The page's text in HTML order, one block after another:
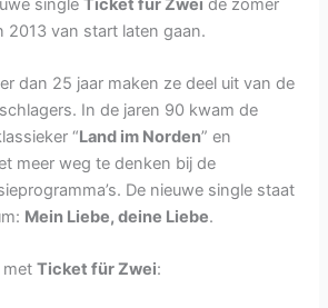
singleTicket für Zwei de zomer
2013 van start laten gaan.
dan 25 jaar maken ze deel uit van de
In de jaren 90 kwam de
“Land im Norden” en
meer weg te denken bij de
De nieuwe single staat
Mein Liebe, deine Liebe.
metTicket für Zwei: